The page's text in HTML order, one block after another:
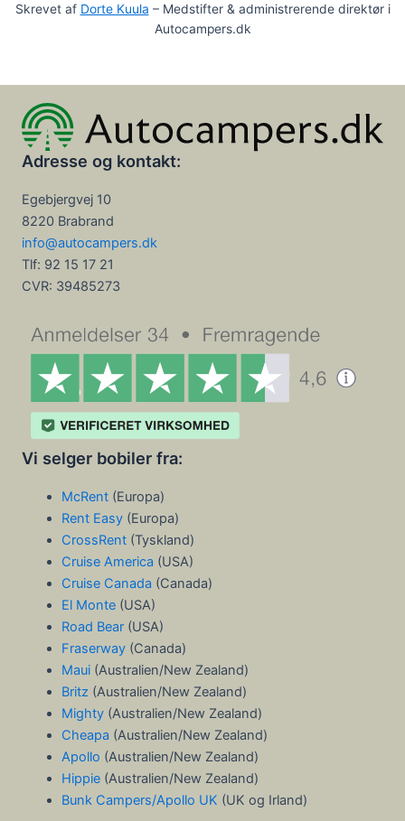
Skrevet af Dorte Kuula – Medstifter & administrerende direktør i
Autocampers.dk
Adresse og kontakt:
Egebjergvej 10
8220 Brabrand
info@autocampers.dk
Tlf: 92 15 17 21
CVR: 39485273
Vi selger bobiler fra:
McRent(Europa)
Rent Easy(Europa)
CrossRent(Tyskland)
Cruise America (USA)
Cruise Canada (Canada)
El Monte(USA)
Road Bear(USA)
Fraserway (Canada)
Maui (Australien/New Zealand)
Britz (Australien/New Zealand)
Mighty (Australien/New Zealand)
Cheapa (Australien/New Zealand)
Apollo (Australien/New Zealand)
Hippie(Australien/New Zealand)
Bunk Campers/Apollo UK (UK og Irland)